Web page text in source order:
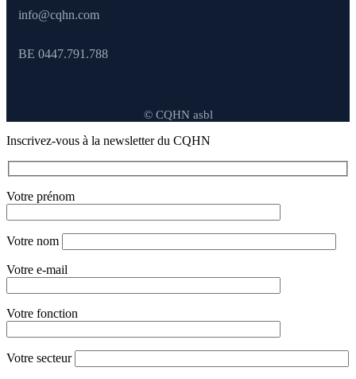
info@cqhn.com
BE 0447.791.788
© CQHN asbl
Inscrivez-vous à la newsletter du CQHN
Votre prénom
Votre nom
Votre e-mail
Votre fonction
Votre secteur